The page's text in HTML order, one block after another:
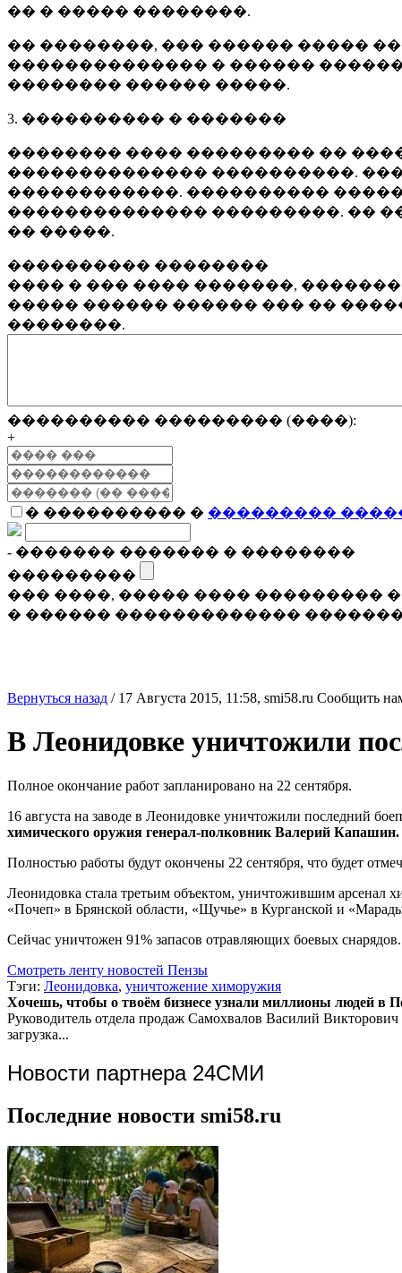
�� � ����� ��������.
�� ��������, ��� ������ �����
�������������� � ������
�������� ������ �����.
3. ���������� � �������
�������� ���� ��������� ��
�������������� ����������.
������������. ����������
�������������� ���������. ��
�� �����.
���������� ��������
���� � ��� ���� �������,
����� ������ ������ ��� ��
��������.
���������� ��������� (����):
+
� ���������� � ���������
- ������� ������� � ��������
���������
��� ����, ����� ���� ���������
� ������ �������������
Вернуться назад / 17 Августа 2015, 11:58, smi58.ru Сообщить
В Леонидовке уничтожили
Полное окончание работ запланировано на 22 сентября.
16 августа на заводе в Леонидовке уничтожили последний
химического оружия генерал-полковник Валерий Капашин.
Полностью работы будут окончены 22 сентября, что будет
Леонидовка стала третьим объектом, уничтожившим арсенал
«Почеп» в Брянской области, «Щучье» в Курганской и
Сейчас уничтожен 91% запасов отравляющих боевых снарядов.
Смотреть ленту новостей Пензы
Тэги: Леонидовка, уничтожение химоружия
Хочешь, чтобы о твоём бизнесе узнали миллионы людей в
Руководитель отдела продаж Самохвалов Василий Викторович
загрузка...
Новости партнера 24СМИ
Последние новости smi58.ru